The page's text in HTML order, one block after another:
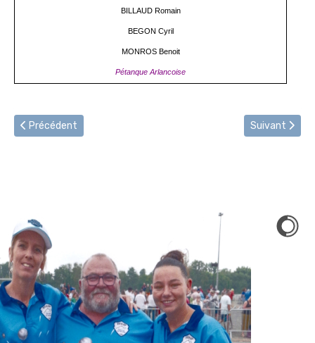
BILLAUD Romain
BEGON Cyril
MONROS Benoit
Pétanque Arlancoise
Article précédent : Récompenses Fédérales 2026
Précédent Article
Suivant